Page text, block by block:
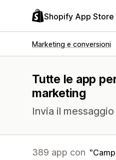
Shopify App Store
Marketing e conversioni
Tutte le app
marketing
Invia il
389 app con